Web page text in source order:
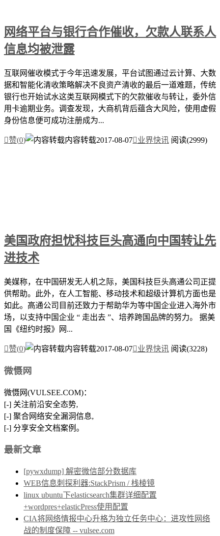
网络平台与银行合作催收，欠款人联系人
信息均被泄露
互联网催收模式于今年迅速发展，平台试图通过云计算、大数
据和智能化清收策略解决不良资产清收的最后一道难题，传统
银行也开始试水这类互联网模式下的欠款催收与转让，委外信
用卡逾期业务。调查发现，大商机背后蕴含大风险，使用虚假
身份信息便可成功注册成为...
赞(0) 内容转载2017-08-07业界快讯 阅读(2999)
美国政府担忧科技巨头高通向中国转让先
进技术
美媒称，在中国研发无人机之际，美国科技巨头高通公司正提
供帮助。此外，在人工智能、移动技术和超级计算机方面也是
如此。高通公司目前还致力于帮助华为等中国企业进入海外市
场，以支持中国企业 “ 走出去 ”、培养跨国品牌的努力。 据美
国《纽约时报》网...
赞(0) 内容转载2017-08-07业界快讯 阅读(3228)
微慑网
微慑网(VULSEE.COM)：
[-] 关注前沿安全态势,
[-] 聚合网络安全漏洞信息,
[-] 分享安全文档案例。
最新文章
[pywxdump] 解密微信部分数据库
WEB信息刺探利器:StackPrism / 栈棱镜
linux ubuntu下elasticsearch集群详细配置
+wordpres+elasticPress使用配置
CIA将网络情报中心升格为独立任务中心：进攻性网络
战的制度保障 -- vulsee.com